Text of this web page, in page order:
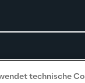
technische